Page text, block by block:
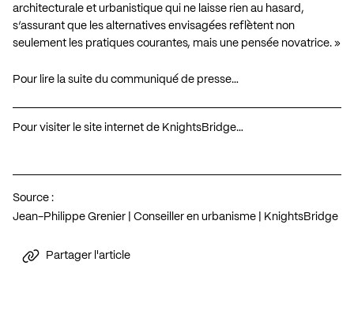
architecturale et urbanistique qui ne laisse rien au hasard,
s’assurant que les alternatives envisagées reflètent non
seulement les pratiques courantes, mais une pensée novatrice. »
Pour lire la suite du communiqué de presse…
Pour visiter le site internet de KnightsBridge…
Source :
Jean-Philippe Grenier | Conseiller en urbanisme | KnightsBridge
Partager l'article